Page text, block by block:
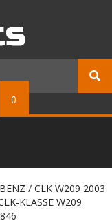
0
/ CLK W209 2003
KLASSE W209